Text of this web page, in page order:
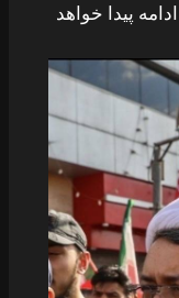
پیدا خواهد